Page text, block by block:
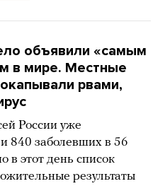
объявили «самым
в мире. Местные
рвами,
России уже
840 заболевших в 56
в этот день список
результаты